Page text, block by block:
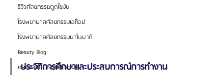
รีวิวศัลยกรรมดูดไขมัน
โรงพยาบาลศัลยกรรมเอท็อป
โรงพยาบาลศัลยกรรมบาโนบากิ
Beauty Blog
ศัลยแพทย์ ประเทศเกาหลี
ประวัติการศึกษาและประสบการณ์การทำงาน